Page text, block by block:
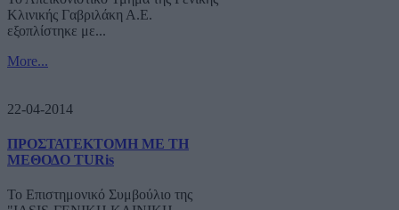
Κλινικής Γαβριλάκη Α.Ε.
εξοπλίστηκε με...
More...
22-04-2014
ΠΡΟΣΤΑΤΕΚΤΟΜΗ ΜΕ ΤΗ
ΜΕΘΟΔΟ TURis
Το Επιστημονικό Συμβούλιο της